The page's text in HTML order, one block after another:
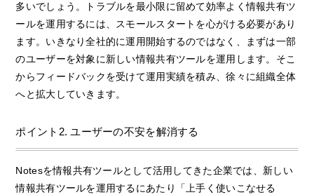
多いでしょう。トラブルを最小限に留めて効率よく情報共有ツ
ールを運用するには、スモールスタートを心がける必要があり
ます。いきなり全社的に運用開始するのではなく、まずは一部
のユーザーを対象に新しい情報共有ツールを運用します。そこ
からフィードバックを受けて運用実績を積み、徐々に組織全体
へと拡大していきます。
ポイント2. ユーザーの不安を解消する
Notesを情報共有ツールとして活用してきた企業では、新しい
情報共有ツールを運用するにあたり「上手く使いこなせる